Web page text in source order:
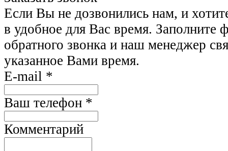
Если Вы не дозвонились нам, и
в удобное для Вас время. Заполните
обратного звонка и наш менеджер
указанное Вами время.
E-mail *
Ваш телефон *
Комментарий